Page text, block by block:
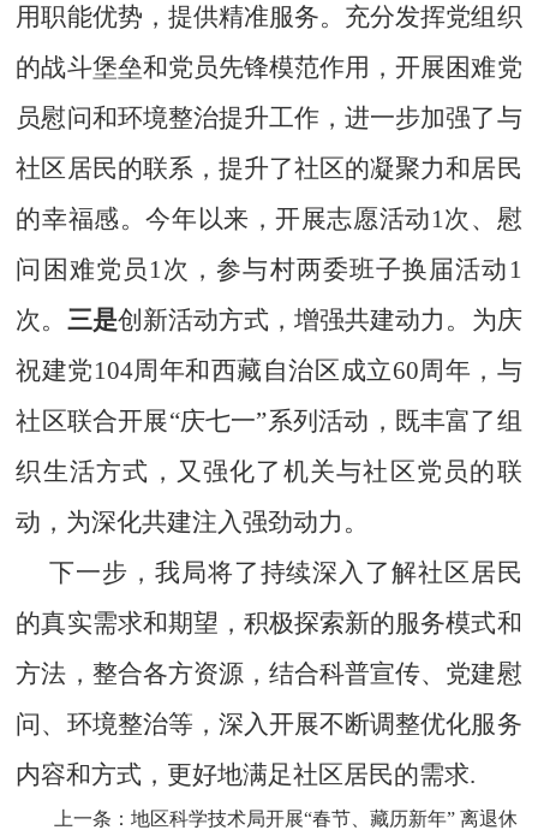
用职能优势，提供精准服务。充分发挥党组织
的战斗堡垒和党员先锋模范作用，开展困难党
员慰问和环境整治提升工作，进一步加强了与
社区居民的联系，提升了社区的凝聚力和居民
的幸福感。今年以来，开展志愿活动1次、慰
问困难党员1次，参与村两委班子换届活动1
次。 三是创新活动方式，增强共建动力。为庆
祝建党104周年和西藏自治区成立60周年，与
社区联合开展“庆七一”系列活动，既丰富了组
织生活方式，又强化了机关与社区党员的联
动，为深化共建注入强劲动力。
下一步，我局将了持续深入了解社区居民
的真实需求和期望，积极探索新的服务模式和
方法，整合各方资源，结合科普宣传、党建慰
问、环境整治等，深入开展不断调整优化服务
内容和方式，更好地满足社区居民的需求.
上一条：地区科学技术局开展“春节、藏历新年” 离退休